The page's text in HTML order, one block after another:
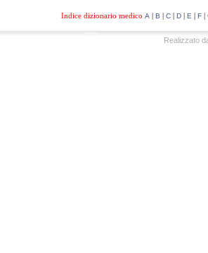
Indice dizionario medico A | B | C| D| E | F|
Realizzato